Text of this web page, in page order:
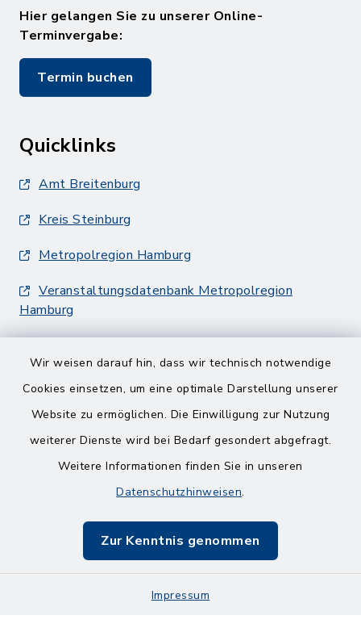
Wir weisen darauf hin, dass wir technisch notwendige
Cookies einsetzen, um eine optimale Darstellung unserer
Website zu ermöglichen. Die Einwilligung zur Nutzung
weiterer Dienste wird bei Bedarf gesondert abgefragt.
Weitere Informationen finden Sie in unseren
Datenschutzhinweisen.
Zur Kenntnis genommen
Impressum
Hier gelangen Sie zu unserer Online-
Terminvergabe:
Termin buchen
Quicklinks
Amt Breitenburg
Kreis Steinburg
Metropolregion Hamburg
Veranstaltungsdatenbank Metropolregion
Hamburg
Barrierefreiheit
Impressum
Sitemap